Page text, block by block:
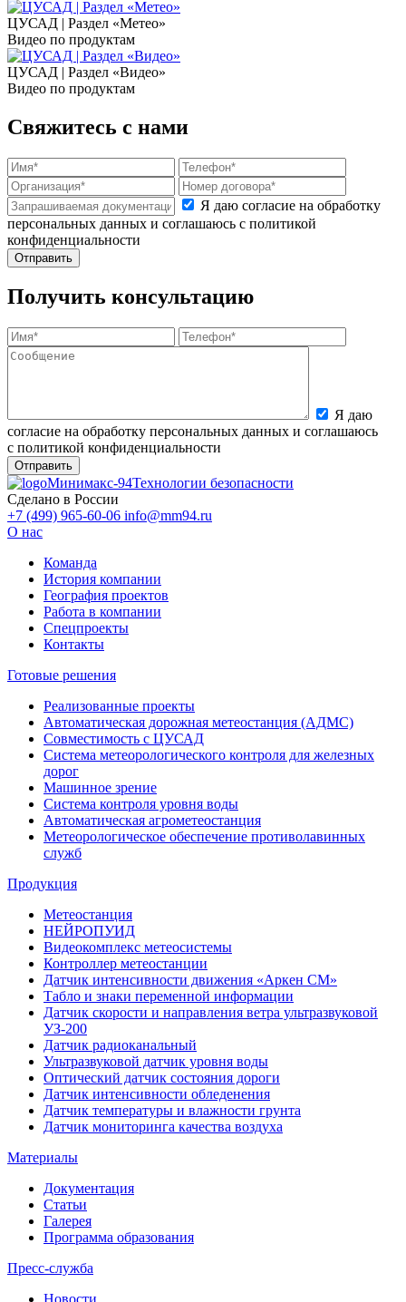
ЦУСАД | Раздел «Метео»
Видео по продуктам
ЦУСАД | Раздел «Видео»
Видео по продуктам
Свяжитесь с нами
Я даю согласие на обработку
персональных данных и соглашаюсь с политикой
конфиденциальности
Получить консультацию
Я даю
согласие на обработку персональных данных и соглашаюсь
с политикой конфиденциальности
Минимакс-94Технологии безопасности
Сделано в России
+7 (499) 965-60-06 info@mm94.ru
О нас
Команда
История компании
География проектов
Работа в компании
Спецпроекты
Контакты
Готовые решения
Реализованные проекты
Автоматическая дорожная метеостанция (АДМС)
Совместимость с ЦУСАД
Система метеорологического контроля для железных
дорог
Машинное зрение
Система контроля уровня воды
Автоматическая агрометеостанция
Метеорологическое обеспечение противолавинных
служб
Продукция
Метеостанция
НЕЙРОПУИД
Видеокомплекс метеосистемы
Контроллер метеостанции
Датчик интенсивности движения «Аркен СМ»
Табло и знаки переменной информации
Датчик скорости и направления ветра ультразвуковой
УЗ-200
Датчик радиоканальный
Ультразвуковой датчик уровня воды
Оптический датчик состояния дороги
Датчик интенсивности обледенения
Датчик температуры и влажности грунта
Датчик мониторинга качества воздуха
Материалы
Документация
Статьи
Галерея
Программа образования
Пресс-служба